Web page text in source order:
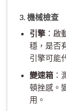
3. 機械檢查
引擎：啟
穩，是否
引擎可能
變速箱：
頓挫感。
用。